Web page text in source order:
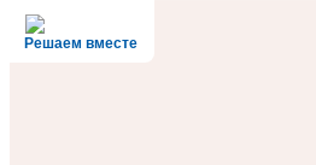
Решаем вместе